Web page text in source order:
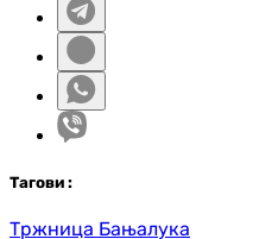
Тагови :
Тржница Бањалука